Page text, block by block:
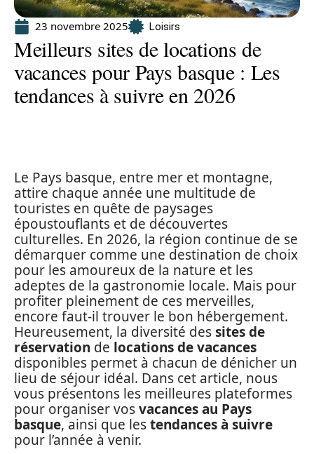
23 novembre 2025 Loisirs
Meilleurs sites de locations de
vacances pour Pays basque : Les
tendances à suivre en 2026
Le Pays basque, entre mer et montagne,
attire chaque année une multitude de
touristes en quête de paysages
époustouflants et de découvertes
culturelles. En 2026, la région continue de se
démarquer comme une destination de choix
pour les amoureux de la nature et les
adeptes de la gastronomie locale. Mais pour
profiter pleinement de ces merveilles,
encore faut-il trouver le bon hébergement.
Heureusement, la diversité dessites de
réservation de locations de vacances
disponibles permet à chacun de dénicher un
lieu de séjour idéal. Dans cet article, nous
vous présentons les meilleures plateformes
pour organiser vosvacances au Pays
basque, ainsi que lestendances à suivre
pour l’année à venir.